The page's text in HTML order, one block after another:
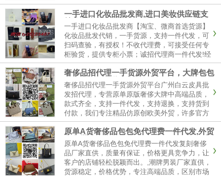
REDMIPad2Pro。目前，REDMI手机官方微博
已开启新品预热，为这款主打“大屏+长续航”的学
生平板提前造势。据PG游戏试玩入口介绍显
示，RE...
一手进口化妆品批发商,进口美妆供应链支
持代理支持一件代发
一手进口化妆品批发商【淘宝、微商首选货源】
化妆品批发代销，一手货源，支持一件代发，可
扫码查验，有授权！不收代理费，可接受任何专
柜验货，提供专柜小票；诚招代理商一件代发!经
营各类大品牌彩妆、护肤、香水、美体类产品；
是全国*大，*专业网络化妆品批发平台!提供专柜
小票；同时提供微商相册，方便代理一键转发；
不做一件假货！质量保...
奢侈品招代理一手货源外贸平台，大牌包包
厂家批发一件代发
奢侈品招代理一手货源外贸平台广州白云皮具批
发招代理，专营原单原版奢侈大牌中高端品质，
款式齐全，支持一件代发，支持退换，支持货到
付款，我们专注精品仿原创欧美外贸，许多官方
网站同步。工厂一手广州货源，十五天内无条件
退货，不收押金和代理费。奢侈品一手货源微
信：Misszzjzkl每天有不可胜数种样式更新，包
括男女服装、钱包、...
原单A货奢侈品包包免代理费一件代发,外贸
包包批发商家货源
原单A货奢侈品色包免代理费一件代发复刻奢侈
品厂家直供，质量有保证，价格更具竞争力，让
客户的店铺轻松脱颖而出。,潮牌男装厂家直供，
货源稳定，价格优势，专注高端品质，区别市场